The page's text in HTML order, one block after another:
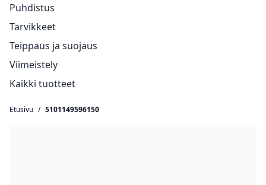
Puhdistus
Tarvikkeet
Teippaus ja suojaus
Viimeistely
Kaikki tuotteet
Etusivu / 5101149596150